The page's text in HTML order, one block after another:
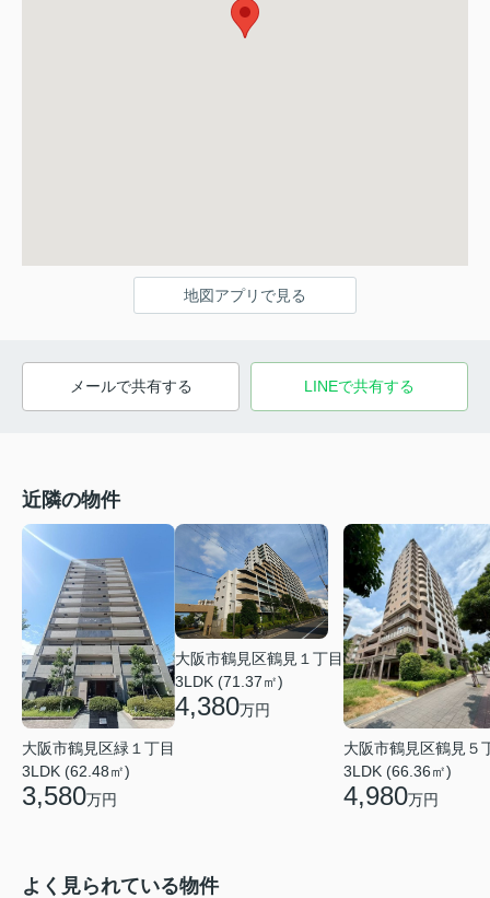
地図アプリで見る
メールで共有する LINEで共有する
近隣の物件
大阪市鶴見区緑１丁目
3LDK (62.48㎡)
3,580万円
大阪市鶴見区鶴見１丁目
3LDK (71.37㎡)
4,380万円
大阪市鶴見区鶴見５
3LDK (66.36㎡)
4,980万円
よく見られている物件